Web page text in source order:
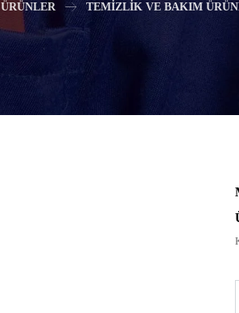
ÜRÜNLER TEMIZLIK VE BAKIM